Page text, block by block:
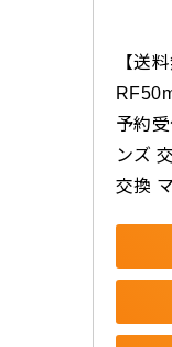
【送
予約
ンズ
交換